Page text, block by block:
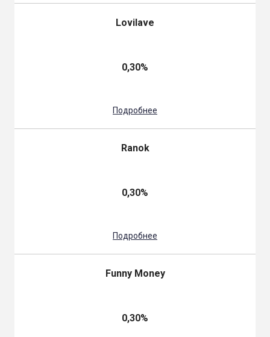
Lovilave
0,30%
Подробнее
Ranok
0,30%
Подробнее
Funny Money
0,30%